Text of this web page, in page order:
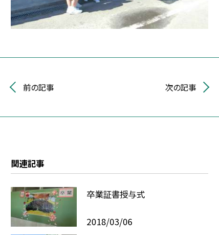
前の記事 次の記事
関連記事
卒業証書授与式
2018/03/06